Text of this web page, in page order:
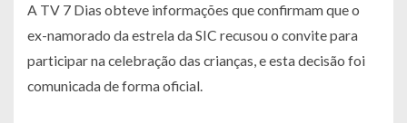
A TV 7 Dias obteve informações que confirmam que o
ex-namorado da estrela da SIC recusou o convite para
participar na celebração das crianças, e esta decisão foi
comunicada de forma oficial.